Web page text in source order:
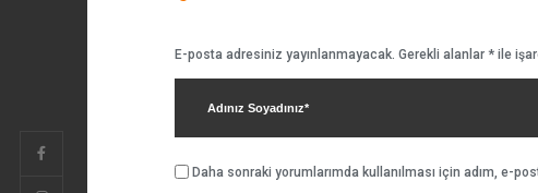
E-posta adresiniz yayınlanmayacak. Gerekli alanlar * ile
Daha sonraki yorumlarımda kullanılması için adım, e-